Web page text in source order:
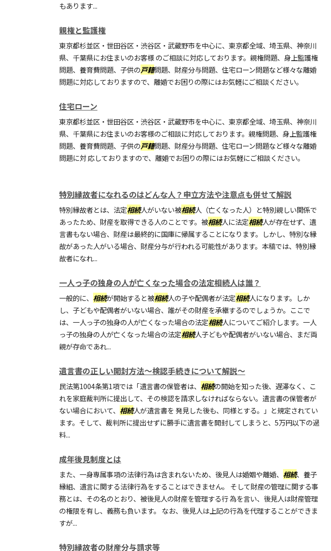
もあります...
親権と監護権
東京都杉並区・世田谷区・渋谷区・武蔵野市を中心に、東京都全域、埼玉県、神奈川
県、千葉県にお住まいのお客様 のご相談に対応しております。親権問題、身上監護権
問題、養育費問題、子供の戸籍問題、財産分与問題、住宅ローン問題など様々な離婚
問題に対応しておりますので、離婚でお困りの際にはお気軽にご相談ください。
住宅ローン
東京都杉並区・世田谷区・渋谷区・武蔵野市を中心に、東京都全域、埼玉県、神奈川
県、千葉県にお住まいのお客様のご相談に対応しております。親権問題、身上監護権
問題、養育費問題、子供の戸籍問題、財産分与問題、住宅ローン問題など様々な離婚
問題に対 応しておりますので、離婚でお困りの際にはお気軽にご相談ください。
特別縁故者になれるのはどんな人？申立方法や注意点も併せて解説
特別縁故者とは、法定相続人がいない被相続人（亡くなった人）と特別親しい関係で
あったため、財産を取得できる人のことです。被相続人に法定相続人が存在せず、遺
言書もない場合、財産は最終的に国庫に帰属することになります。しかし、特別な縁
故があった人がいる場合、財産分与が行われる可能性があります。本稿では、特別縁
故者になれ...
一人っ子の独身の人が亡くなった場合の法定相続人は誰？
一般的に、 相続が開始すると被相続人の子や配偶者が法定相続人になります。しか
し、子どもや配偶者がいない場合、誰がその財産を承継するのでしょうか。ここで
は、一人っ子の独身の人が亡くなった場合の法定相続人についてご紹介します。一人
っ子の独身の人が亡くなった場合の法定相続人子どもや配偶者がいない場合、まだ両
親が存命であれ...
遺言書の正しい開封方法～検認手続きについて解説～
民法第1004条第1項では「遺言書の保管者は、 相続の開始を知った後、遅滞なく、こ
れを家庭裁判所に提出して、その検認を請求しなければならない。遺言書の保管者が
ない場合において、 相続人が遺言書を 発見した後も、同様とする。」と規定されてい
ます。そして、裁判所に提出せずに勝手に遺言書を開封してしまうと、5万円以下の過
料...
成年後見制度とは
また、一身専属事項の法律行為は含まれないため、後見人は婚姻や離婚、 相続、養子
縁組、遺言に関する法律行為をすることはできません。 そして財産の管理に関する事
務とは、その名のとおり、被後見人の財産を管理する行 為を言い、後見人は財産管理
の権限を有し、義務も負います。 なお、後見人は上記の行為を代理することができま
すが...
特別縁故者の財産分与請求等